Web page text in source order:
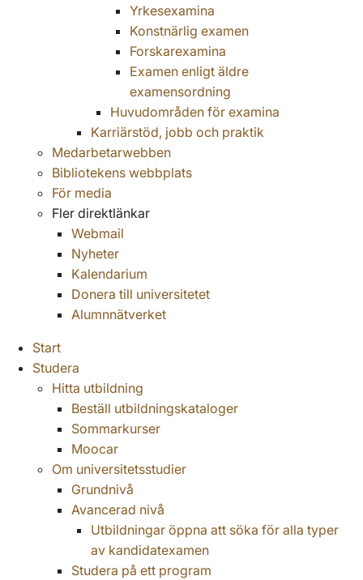
Yrkesexamina
Konstnärlig examen
Forskarexamina
Examen enligt äldre
examensordning
Huvudområden för examina
Karriärstöd, jobb och praktik
Medarbetarwebben
Bibliotekens webbplats
För media
Fler direktlänkar
Webmail
Nyheter
Kalendarium
Donera till universitetet
Alumnnätverket
Start
Studera
Hitta utbildning
Beställ utbildningskataloger
Sommarkurser
Moocar
Om universitetsstudier
Grundnivå
Avancerad nivå
Utbildningar öppna att söka för alla typer
av kandidatexamen
Studera på ett program